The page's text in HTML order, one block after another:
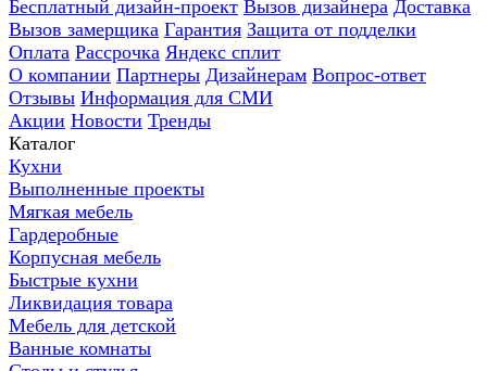
Бесплатный дизайн-проект Вызов дизайнера Доставка
Вызов замерщика Гарантия Защита от подделки
Оплата Рассрочка Яндекс сплит
О компании Партнеры Дизайнерам Вопрос-ответ
Отзывы Информация для СМИ
Акции Новости Тренды
Каталог
Кухни
Выполненные проекты
Мягкая мебель
Гардеробные
Корпусная мебель
Быстрые кухни
Ликвидация товара
Мебель для детской
Ванные комнаты